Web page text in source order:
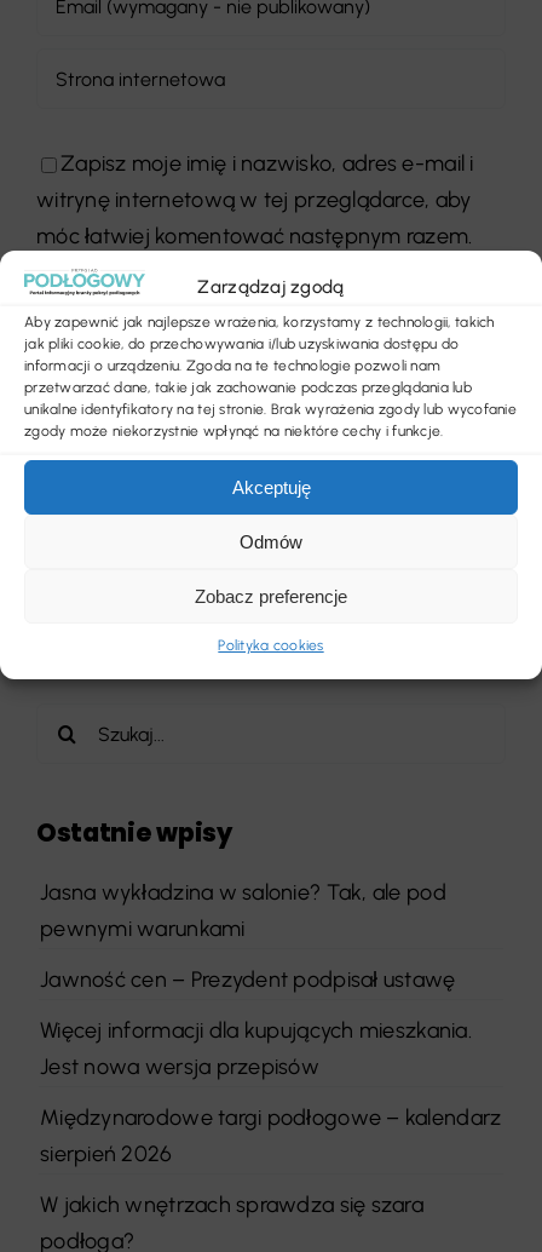
Zarządzaj zgodą
Aby zapewnić jak najlepsze wrażenia, korzystamy z technologii, takich
jak pliki cookie, do przechowywania i/lub uzyskiwania dostępu do
informacji o urządzeniu. Zgoda na te technologie pozwoli nam
przetwarzać dane, takie jak zachowanie podczas przeglądania lub
unikalne identyfikatory na tej stronie. Brak wyrażenia zgody lub wycofanie
zgody może niekorzystnie wpłynąć na niektóre cechy i funkcje.
Akceptuję
Odmów
Zobacz preferencje
Polityka cookies
Zapisz moje imię i nazwisko, adres e-mail i
witrynę internetową w tej przeglądarce, aby
móc łatwiej komentować następnym razem.
Szukaj
Ostatnie wpisy
Jasna wykładzina w salonie? Tak, ale pod
pewnymi warunkami
Jawność cen – Prezydent podpisał ustawę
Więcej informacji dla kupujących mieszkania.
Jest nowa wersja przepisów
Międzynarodowe targi podłogowe – kalendarz
sierpień 2026
W jakich wnętrzach sprawdza się szara
podłoga?